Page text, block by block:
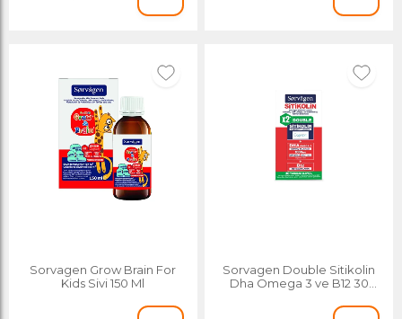
Sorvagen Grow Brain For
Kids Sivi 150 Ml
Sorvagen Double Sitikolin
Dha Omega 3 ve B12 30